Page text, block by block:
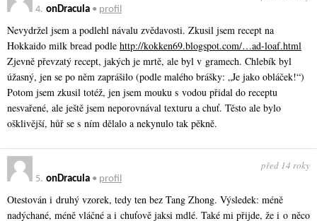
4. onDracula • profil
Nevydržel jsem a podlehl návalu zvědavosti. Zkusil jsem recept na
Hokkaido milk bread podle http://kokken69.blogspot.com/…ad-loaf.html
Zjevně převzatý recept, jakých je mrtě, ale byl v gramech. Chlebík byl
úžasný, jen se po něm zaprášilo (podle malého brášky: „Je jako obláček!“)
Potom jsem zkusil totéž, jen jsem mouku s vodou přidal do receptu
nesvařené, ale ještě jsem neporovnával texturu a chuť. Těsto ale bylo
ošklivější, hůř se s ním dělalo a nekynulo tak pěkně.
5. onDracula • profil
před 14 roky
Otestován i druhý vzorek, tedy ten bez Tang Zhong. Výsledek: méně
nadýchané, méně vláčné a i chuťově jaksi mdlé. Také mi přijde, že i o něco